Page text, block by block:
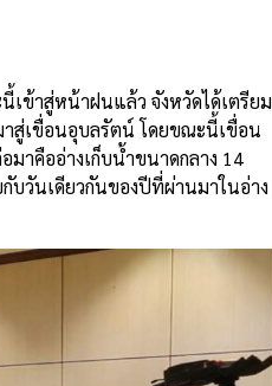
เข้าสู่หน้าฝนแล้ว จังหวัดได้เตรียม
สู่เขื่อนอุบลรัตน์ โดยขณะนี้เขื่อน
าคืออ่างเก็บน้ำขนาดกลาง 14
บวันเดียวกันของปีที่ผ่านมาในอ่าง